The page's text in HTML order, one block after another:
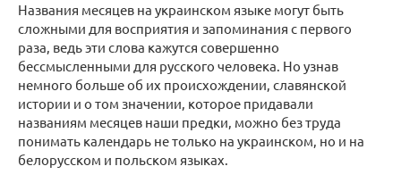
Названия месяцев на украинском языке могут быть
сложными для восприятия и запоминания с первого
раза, ведь эти слова кажутся совершенно
бессмысленными для русского человека. Но узнав
немного больше об их происхождении, славянской
истории и о том значении, которое придавали
названиям месяцев наши предки, можно без труда
понимать календарь не только на украинском, но и на
белорусском и польском языках.